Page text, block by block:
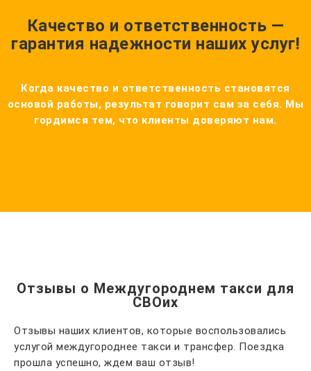
Качество и ответственность —
гарантия надежности наших услуг!
Когда качество и ответственность становятся
основой работы, результат говорит сам за себя. Мы
гордимся тем, что клиенты доверяют нам.
Отзывы о Междугороднем такси для
СВОих
Отзывы наших клиентов, которые воспользовались
услугой междугороднее такси и трансфер. Поездка
прошла успешно, ждем ваш отзыв!